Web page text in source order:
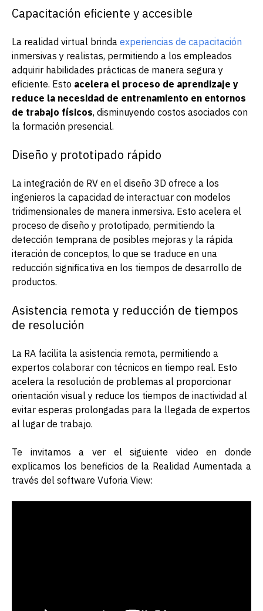
Capacitación eficiente y accesible
La realidad virtual brinda experiencias de capacitación
inmersivas y realistas, permitiendo a los empleados
adquirir habilidades prácticas de manera segura y
eficiente. Esto acelera el proceso de aprendizaje y
reduce la necesidad de entrenamiento en entornos
de trabajo físicos, disminuyendo costos asociados con
la formación presencial.
Diseño y prototipado rápido
La integración de RV en el diseño 3D ofrece a los
ingenieros la capacidad de interactuar con modelos
tridimensionales de manera inmersiva. Esto acelera el
proceso de diseño y prototipado, permitiendo la
detección temprana de posibles mejoras y la rápida
iteración de conceptos, lo que se traduce en una
reducción significativa en los tiempos de desarrollo de
productos.
Asistencia remota y reducción de tiempos
de resolución
La RA facilita la asistencia remota, permitiendo a
expertos colaborar con técnicos en tiempo real. Esto
acelera la resolución de problemas al proporcionar
orientación visual y reduce los tiempos de inactividad al
evitar esperas prolongadas para la llegada de expertos
al lugar de trabajo.
Te invitamos a ver el siguiente video en donde
explicamos los beneficios de la Realidad Aumentada a
través del software Vuforia View: